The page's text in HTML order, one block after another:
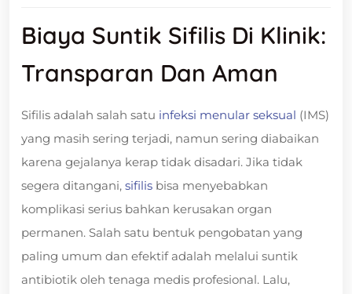
Biaya Suntik Sifilis Di Klinik:
Transparan Dan Aman
Sifilis adalah salah satu infeksi menular seksual (IMS)
yang masih sering terjadi, namun sering diabaikan
karena gejalanya kerap tidak disadari. Jika tidak
segera ditangani, sifilis bisa menyebabkan
komplikasi serius bahkan kerusakan organ
permanen. Salah satu bentuk pengobatan yang
paling umum dan efektif adalah melalui suntik
antibiotik oleh tenaga medis profesional. Lalu,